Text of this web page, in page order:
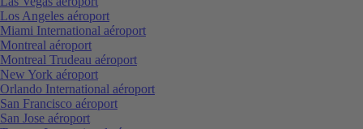
Los Angeles aéroport
Miami International aéroport
Montreal aéroport
Montreal Trudeau aéroport
New York aéroport
Orlando International aéroport
San Francisco aéroport
San Jose aéroport